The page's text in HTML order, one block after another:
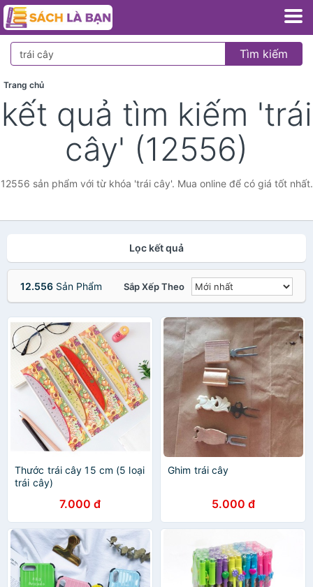
Tìm kiếm
Trang chủ
kết quả tìm kiếm 'trái
cây' (12556)
12556 sản phẩm với từ khóa 'trái cây'. Mua online để có giá tốt nhất.
Lọc kết quả
12.556 Sản Phẩm Sắp Xếp Theo
Thước trái cây 15 cm (5 loại
trái cây)
7.000 đ
Ghim trái cây
5.000 đ